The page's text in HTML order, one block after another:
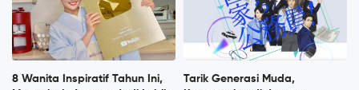
8 Wanita Inspiratif Tahun Ini,
Tarik Generasi Muda,